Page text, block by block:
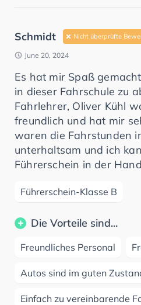
Schmidt Nicht überprüfte
June 20, 2024
Es hat mir Spaß
in dieser Fahrschule zu
Fahrlehrer, Oliver Kühl
freundlich und hat mir
waren die Fahrstunden
unterhaltsam und ich
Führerschein in der
Führerschein-Klasse B
Die Vorteile sind...
Freundliches Personal
Autos sind im guten
Einfach zu vereinbarende